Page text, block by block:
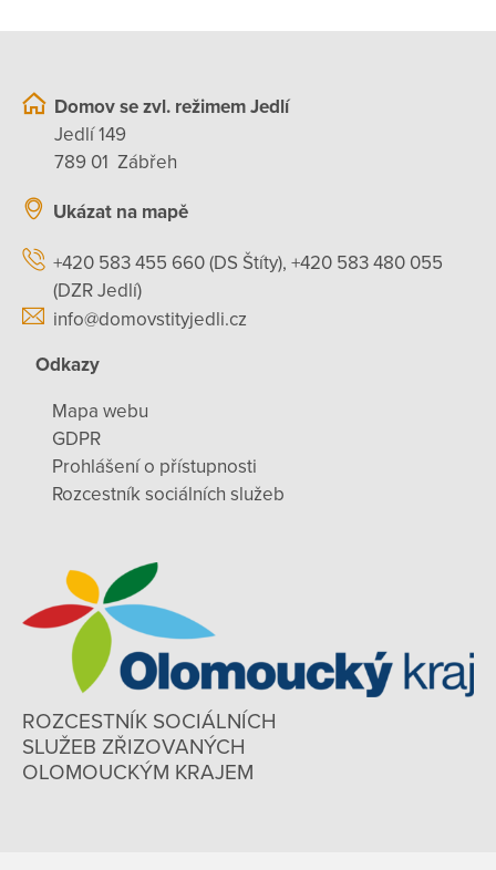
Domov se zvl. režimem Jedlí
Jedlí 149
789 01 Zábřeh
Ukázat na mapě
+420 583 455 660 (DS Štíty), +420 583 480 055
(DZR Jedlí)
info@domovstityjedli.cz
Odkazy
Mapa webu
GDPR
Prohlášení o přístupnosti
Rozcestník sociálních služeb
ROZCESTNÍK SOCIÁLNÍCH
SLUŽEB ZŘIZOVANÝCH
OLOMOUCKÝM KRAJEM